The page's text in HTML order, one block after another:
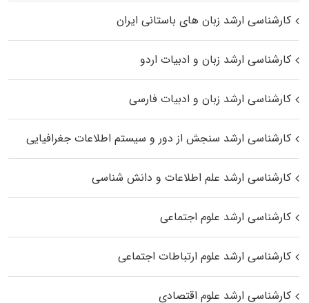
کارشناسی ارشد زبان‌ های باستانی ایران
کارشناسی ارشد زبان و ادبیات اردو
کارشناسی ارشد زبان و ادبیات فارسی
کارشناسی ارشد سنجش از دور و سیستم اطلاعات جغرافیایی
کارشناسی ارشد علم اطلاعات و دانش شناسی
کارشناسی ارشد علوم اجتماعی
کارشناسی ارشد علوم ارتباطات اجتماعی
کارشناسی ارشد علوم اقتصادی